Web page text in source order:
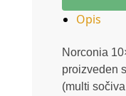
Opis
Norconia
proizveden
(multi